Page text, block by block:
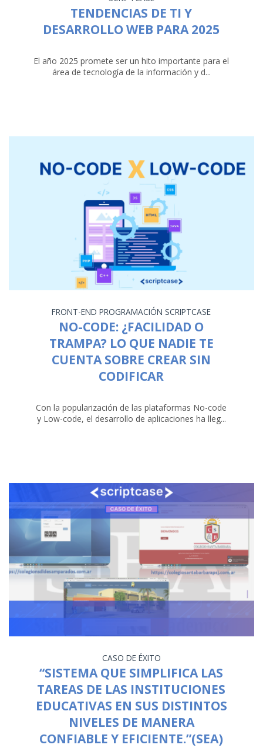
TENDENCIAS DE TI Y
DESARROLLO WEB PARA 2025
El año 2025 promete ser un hito importante para el
área de tecnología de la información y d...
FRONT-END PROGRAMACIÓN SCRIPTCASE
NO-CODE: ¿FACILIDAD O
TRAMPA? LO QUE NADIE TE
CUENTA SOBRE CREAR SIN
CODIFICAR
Con la popularización de las plataformas No-code
y Low-code, el desarrollo de aplicaciones ha lleg...
CASO DE ÉXITO
“SISTEMA QUE SIMPLIFICA LAS
TAREAS DE LAS INSTITUCIONES
EDUCATIVAS EN SUS DISTINTOS
NIVELES DE MANERA
CONFIABLE Y EFICIENTE.”(SEA)